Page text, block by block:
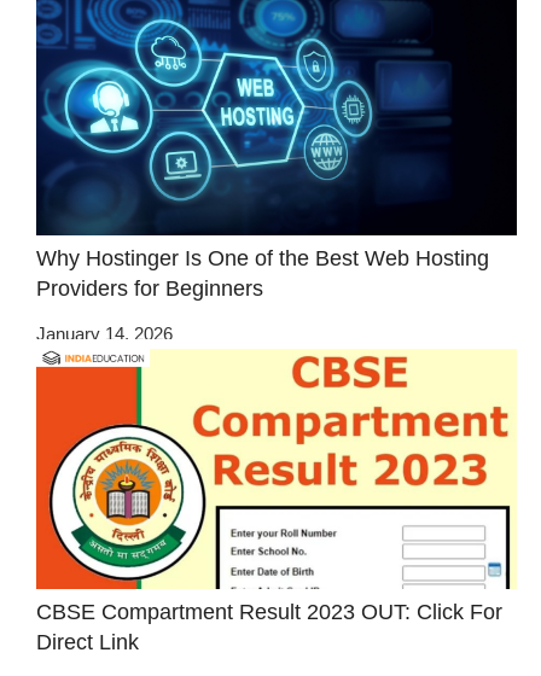
Why Hostinger Is One of the Best Web Hosting
Providers for Beginners
January 14, 2026
CBSE Compartment Result 2023 OUT: Click For
Direct Link